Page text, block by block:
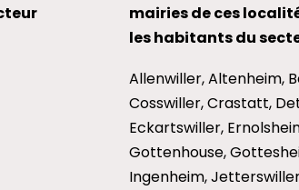
mairies de ces
les habitants du
Allenwiller, Altenheim,
Cosswiller, Crastatt,
Eckartswiller,
Gottenhouse,
Ingenheim,